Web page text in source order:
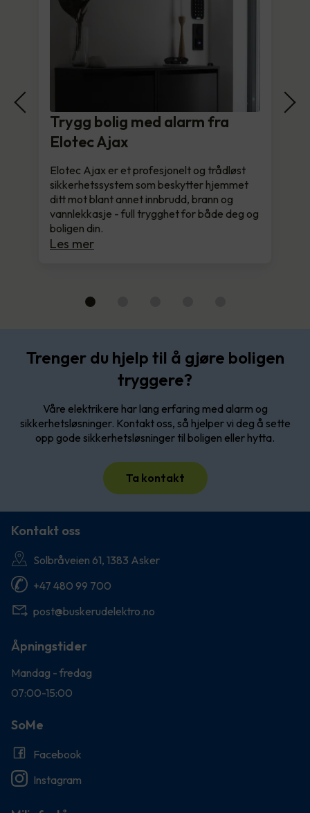
Trygg bolig med alarm fra
Elotec Ajax
Elotec Ajax er et profesjonelt og trådløst
sikkerhetssystem som beskytter hjemmet
ditt mot blant annet innbrudd, brann og
vannlekkasje - full trygghet for både deg og
boligen din.
Les mer
Trenger du hjelp til å gjøre boligen
tryggere?
Våre elektrikere har lang erfaring med alarm og
sikkerhetsløsninger. Kontakt oss, så hjelper vi deg å sette
opp gode sikkerhetsløsninger til boligen eller hytta.
Ta kontakt
Kontakt oss
Solbråveien 61, 1383 Asker
+47 480 99 700
post@buskerudelektro.no
Åpningstider
Mandag - fredag
07:00-15:00
SoMe
Facebook
Instagram